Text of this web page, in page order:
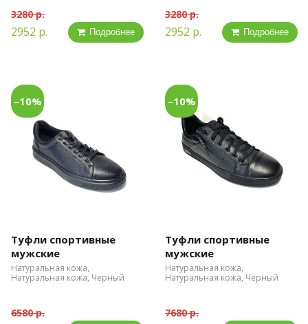
3280 р.
2952 р. Подробнее
3280 р.
2952 р. Подробнее
–10%
Туфли спортивные
мужские
Натуральная кожа,
Натуральная кожа, Черный
6580 р.
–10%
Туфли спортивные
мужские
Натуральная кожа,
Натуральная кожа, Черный
7680 р.